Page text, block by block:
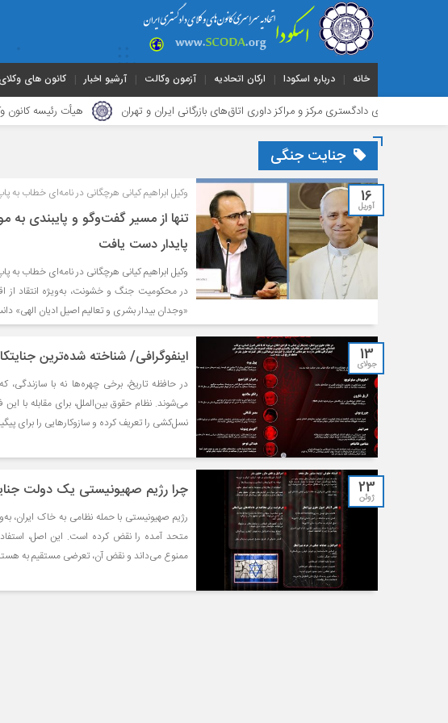
خانه درباره اسکودا ارکان اتحادیه آزمون وکالت آرشیو اخبار کانون های
دادگستری مرکز و مراکز داوری اتاق‌های بازرگانی ایران و تهران هیأت ‌رئیسه کانون
جنایت جنگی
16
آوریل
وکیل ابراهیم کیانی هرچگانی در نامه‌ای خطاب به
تنها از مسیر گفت‌وگو و پایبندی
پایدار دست یافت
وکیل ابراهیم کیانی هرچگانی در نامه‌ای خطاب به
در محکومیت جنگ و خشونت، به‌ویژه انتقاد از
«وجدان بیدار بشری و تعالیم اصیل ادیان الهی»
13
جولای اینفوگرافی/ شناخته شده‌ترین
در حافظه تاریخ، برخی چهره‌ها نه با
می‌شوند. نظام حقوق بین‌الملل، برای مقابله با
نسل‌کشی را تعریف کرده و سازوکارهایی را برای
23
ژوئن چرا رژیم صهیونیستی یک دولت
متحد آمده را نقض کرده است. این اصل،
ممنوع می‌داند و نقض آن، تعرضی مستقیم به